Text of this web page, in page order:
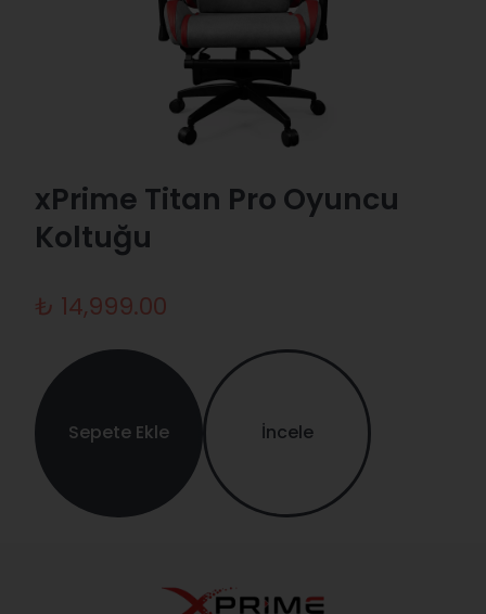
xPrime Titan Pro Oyuncu
Koltuğu
₺ 14,999.00
Sepete Ekle İncele